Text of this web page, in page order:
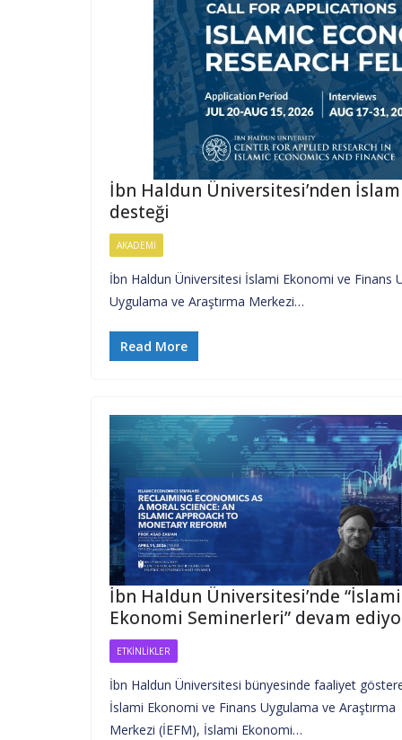
İbn Haldun Üniversitesi’nden
desteği
AKADEMI
İbn Haldun Üniversitesi İslami Ekonomi ve Finans
Uygulama ve Araştırma Merkezi…
Read More
İbn Haldun Üniversitesi’nde “İslami
Ekonomi Seminerleri” devam
ETKINLIKLER
İbn Haldun Üniversitesi bünyesinde faaliyet
İslami Ekonomi ve Finans Uygulama ve Araştırma
Merkezi (İEFM), İslami Ekonomi…